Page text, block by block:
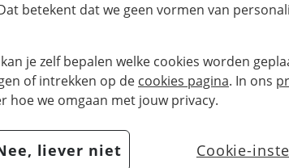
zet
betekent dat we geen vormen van
je zelf bepalen welke cookies worden
of intrekken op de cookies pagina. In ons
hoe we omgaan met jouw privacy.
liever niet Cookie-